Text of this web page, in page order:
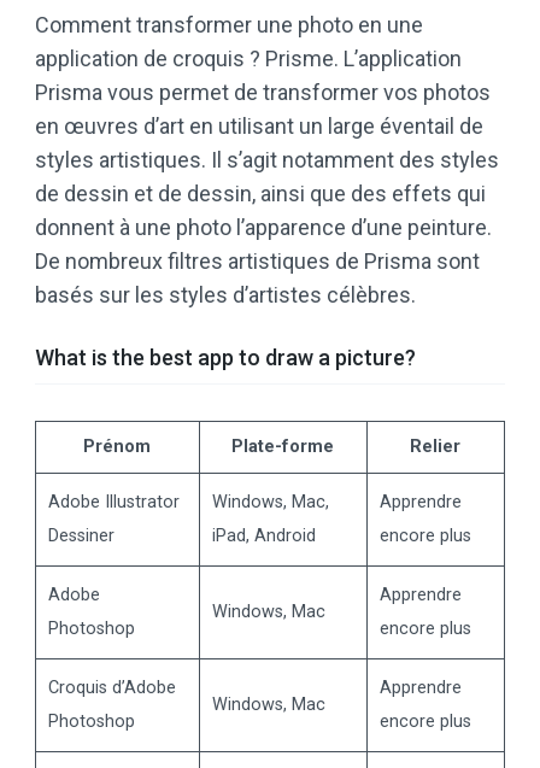
Comment transformer une photo en une
application de croquis ? Prisme. L’application
Prisma vous permet de transformer vos photos
en œuvres d’art en utilisant un large éventail de
styles artistiques. Il s’agit notamment des styles
de dessin et de dessin, ainsi que des effets qui
donnent à une photo l’apparence d’une peinture.
De nombreux filtres artistiques de Prisma sont
basés sur les styles d’artistes célèbres.
What is the best app to draw a picture?
Prénom Plate-forme Relier
Adobe Illustrator
Dessiner
Windows, Mac,
iPad, Android
Apprendre
encore plus
Adobe
Photoshop
Windows, Mac
Apprendre
encore plus
Croquis d’Adobe
Photoshop
Windows, Mac
Apprendre
encore plus